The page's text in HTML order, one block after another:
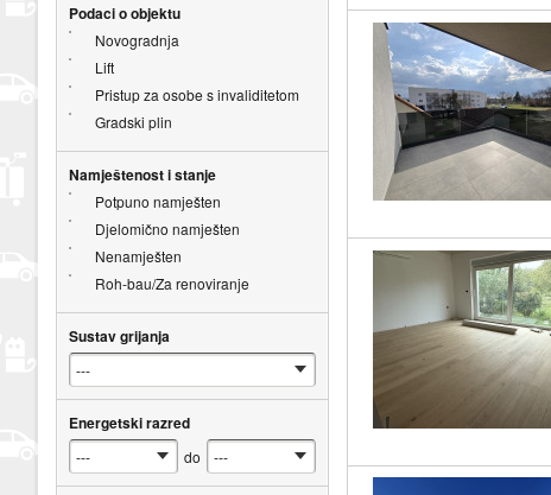
Podaci o objektu
Novogradnja
Lift
Pristup za osobe s invaliditetom
Gradski plin
Namještenost i stanje
Potpuno namješten
Djelomično namješten
Nenamješten
Roh-bau/Za renoviranje
Sustav grijanja
Energetski razred
do